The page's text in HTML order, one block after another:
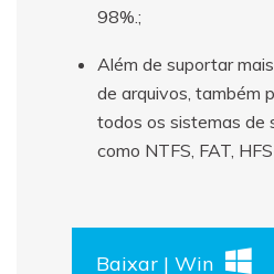
98%.;
Além de suportar
de arquivos, também
todos os sistemas de
como NTFS, FAT,
Baixar | Win